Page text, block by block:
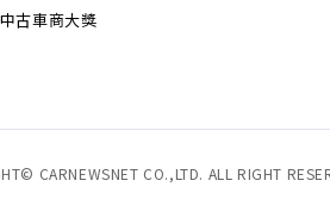
古車商大獎
CARNEWSNET CO.,LTD. ALL RIGHT